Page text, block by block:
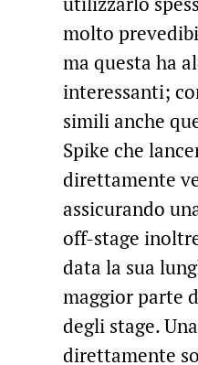
molto
ma questa ha
interessanti;
simili anche
Spike che
direttamente
assicurando
off-stage
data la sua
maggior parte
degli stage.
direttamente